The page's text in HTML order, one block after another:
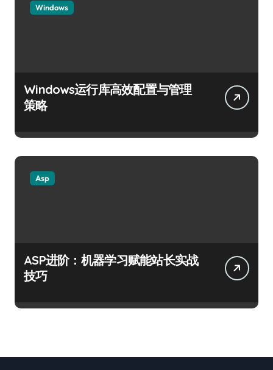
Windows
Windows运行库高效配置与管理
策略
Asp
ASP进阶：机器学习赋能站长实战
技巧